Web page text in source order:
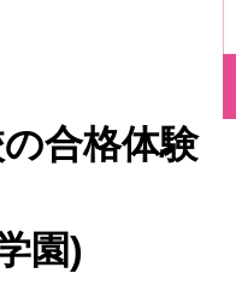
合格体験
園)